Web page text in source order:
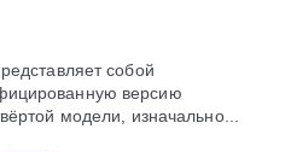
собой
версию
модели, изначально...